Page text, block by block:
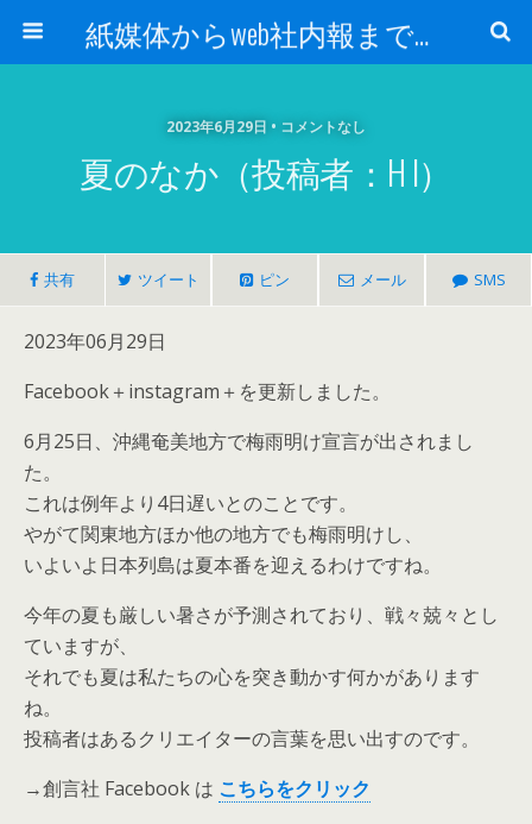
紙媒体からweb社内報まで 社内報制作会社 創言社：東京都千代田区飯田橋駅から１分
2023年6月29日 • コメントなし
夏のなか（投稿者：H I）
共有 ツイート ピン メール SMS
2023年06月29日
Facebook＋instagram＋を更新しました。
6月25日、沖縄奄美地方で梅雨明け宣言が出されまし
た。
これは例年より4日遅いとのことです。
やがて関東地方ほか他の地方でも梅雨明けし、
いよいよ日本列島は夏本番を迎えるわけですね。
今年の夏も厳しい暑さが予測されており、戦々兢々とし
ていますが、
それでも夏は私たちの心を突き動かす何かがあります
ね。
投稿者はあるクリエイターの言葉を思い出すのです。
→創言社 Facebook は こちらをクリ ック